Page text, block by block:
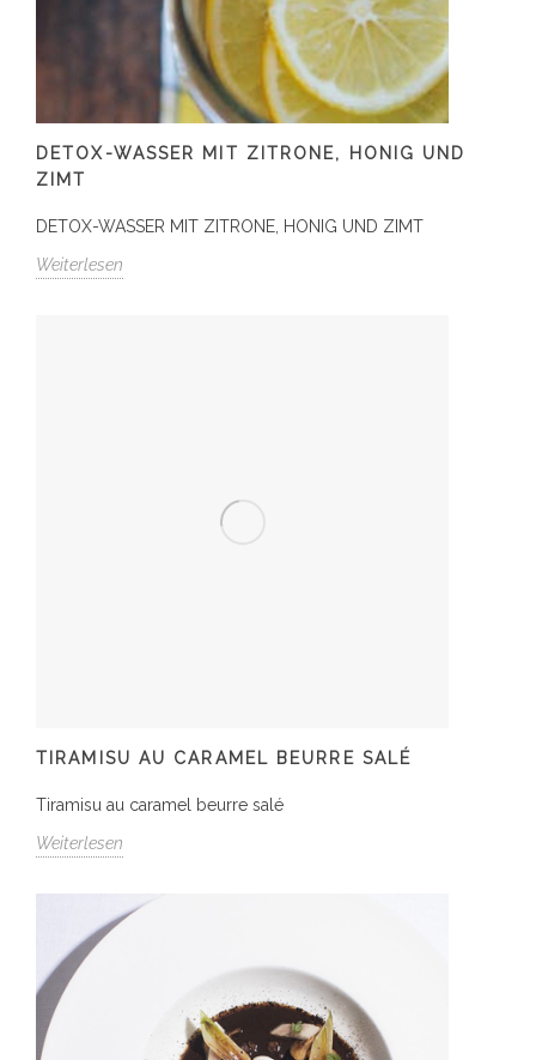
DETOX-WASSER MIT ZITRONE, HONIG UND
ZIMT
DETOX-WASSER MIT ZITRONE, HONIG UND ZIMT
Weiterlesen
TIRAMISU AU CARAMEL BEURRE SALÉ
Tiramisu au caramel beurre salé
Weiterlesen